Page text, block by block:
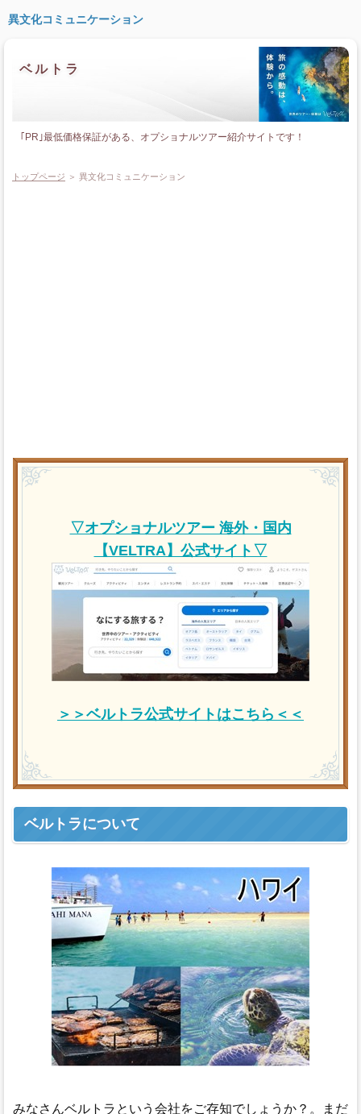
異文化コミュニケーション
ベルトラ
｢PR｣最低価格保証がある、オプショナルツアー紹介サイトです！
トップページ ＞ 異文化コミュニケーション
▽オプショナルツアー 海外・国内
【VELTRA】公式サイト▽
＞＞ベルトラ公式サイトはこちら＜＜
ベルトラについて
みなさんベルトラという会社をご存知でしょうか？。まだ